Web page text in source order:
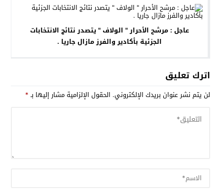
عاجل : مرشح الأحرار " الولاف " يتصدر نتائج الانتخابات
الجزئية بأكادير والفرز مازال جاريا .
اترك تعليق
لن يتم نشر عنوان بريدك الإلكتروني. الحقول الإلزامية مشار إليها بـ*